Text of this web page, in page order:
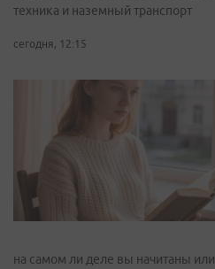
техника и наземный транспорт
сегодня, 12:15
на самом ли деле вы начитаны